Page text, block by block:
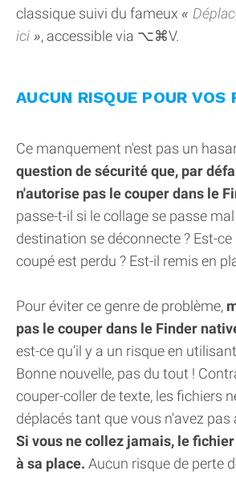
classique suivi du fameux
ici
, accessible via ⌥⌘V.
AUCUN RISQUE POUR VOS
Ce manquement n'est pas un
question de sécurité que, par
n'autorise pas le couper dans le
passe-t-il si le collage se passe
destination se déconnecte ? Est-
coupé est perdu ? Est-il remis en
Pour éviter ce genre de problème,
pas le couper dans le Finder
est-ce qu’il y a un risque en utilisant
Bonne nouvelle, pas du tout !
couper-coller de texte, les fichiers
déplacés tant que vous n'avez
Si vous ne collez jamais, le
à sa place. Aucun risque de perte